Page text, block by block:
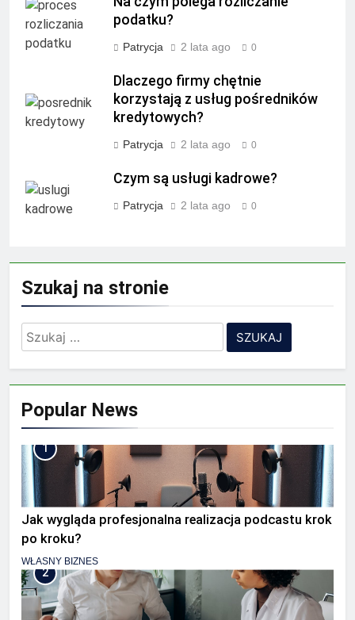
podatku?
Patrycja 2 lata ago 0
Dlaczego firmy chętnie
korzystają z usług pośredników
kredytowych?
Patrycja 2 lata ago 0
Czym są usługi kadrowe?
Patrycja 2 lata ago 0
Szukaj na stronie
Szukaj:
Popular News
1
Jak wygląda profesjonalna realizacja podcastu krok
po kroku?
WŁASNY BIZNES
2